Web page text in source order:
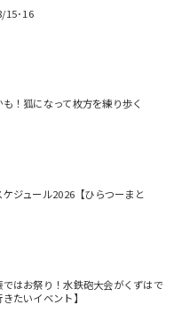
15･16
！狐になって枚方を練り歩く
ジュール2026【ひらつーまと
はお祭り！水鉄砲大会がくずはで
たいイベント】